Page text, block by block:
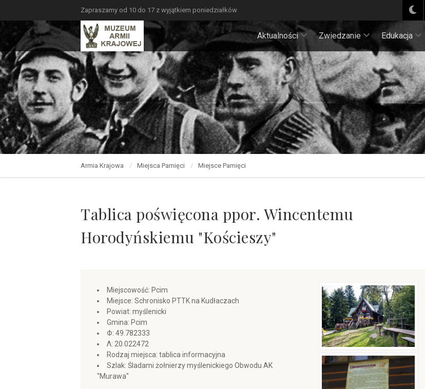
Zapraszamy od 10 do 17 z wyjątkiem poniedziałków
Aktualności Zwiedzanie Edukacja
Armia Krajowa Miejsca Pamięci Miejsce Pamięci
Tablica poświęcona ppor. Wincentemu
Horodyńskiemu "Kościeszy"
Miejscowość: Pcim
Miejsce: Schronisko PTTK na Kudłaczach
Powiat: myślenicki
Gmina: Pcim
Φ: 49.782333
Λ: 20.022472
Rodzaj miejsca: tablica informacyjna
Szlak: Śladami żołnierzy myślenickiego Obwodu AK
"Murawa"